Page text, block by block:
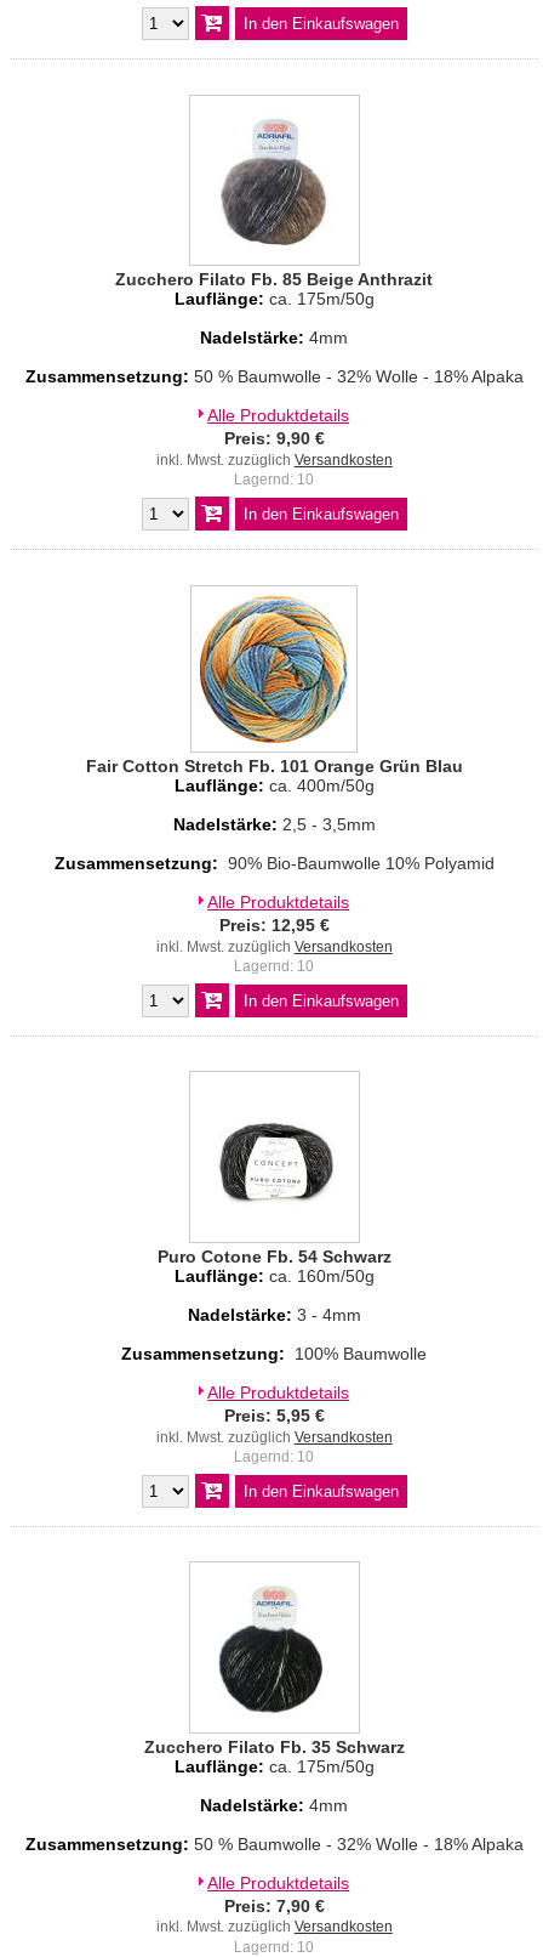
Zucchero Filato Fb. 85 Beige Anthrazit
Lauflänge: ca. 175m/50g
Nadelstärke: 4mm
Zusammensetzung: 50 % Baumwolle - 32% Wolle - 18% Alpaka
Alle Produktdetails
Preis: 9,90 €
inkl. Mwst. zuzüglich Versandkosten
Lagernd: 10
Fair Cotton Stretch Fb. 101 Orange Grün Blau
Lauflänge: ca. 400m/50g
Nadelstärke: 2,5 - 3,5mm
Zusammensetzung: 90% Bio-Baumwolle 10% Polyamid
Alle Produktdetails
Preis: 12,95 €
inkl. Mwst. zuzüglich Versandkosten
Lagernd: 10
Puro Cotone Fb. 54 Schwarz
Lauflänge: ca. 160m/50g
Nadelstärke: 3 - 4mm
Zusammensetzung:
100% Baumwolle
Alle Produktdetails
Preis: 5,95 €
inkl. Mwst. zuzüglich Versandkosten
Lagernd: 10
Zucchero Filato Fb. 35 Schwarz
Lauflänge: ca. 175m/50g
Nadelstärke: 4mm
Zusammensetzung: 50 % Baumwolle - 32% Wolle - 18% Alpaka
Alle Produktdetails
Preis: 7,90 €
inkl. Mwst. zuzüglich Versandkosten
Lagernd: 10